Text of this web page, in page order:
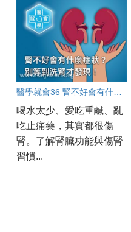
喝水太少、愛吃重鹹、亂
吃止痛藥，其實都很傷
腎。了解腎臟功能與傷腎
習慣...